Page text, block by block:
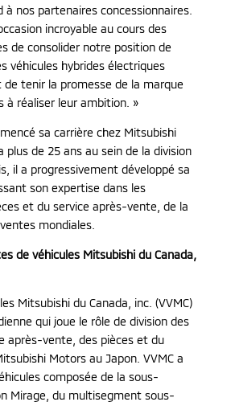
à nos partenaires concessionnaires.
incroyable au cours des
de consolider notre position de
véhicules hybrides électriques
de tenir la promesse de la marque
à réaliser leur ambition. »
sa carrière chez Mitsubishi
plus de 25 ans au sein de la division
il a progressivement développé sa
son expertise dans les
et du service après-vente, de la
mondiales.
de véhicules Mitsubishi du Canada,
Mitsubishi du Canada, inc. (VVMC)
qui joue le rôle de division des
après-vente, des pièces et du
Motors au Japon. VVMC a
composée de la sous-
Mirage, du multisegment sous-